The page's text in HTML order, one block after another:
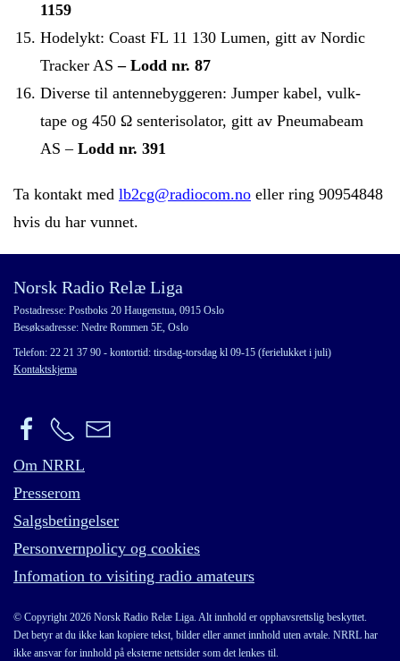
1159
Hodelykt: Coast FL 11 130 Lumen, gitt av Nordic
Tracker AS– Lodd nr. 87
Diverse til antennebyggeren: Jumper kabel, vulk-
tape og 450 Ω senterisolator, gitt av Pneumabeam
AS – Lodd nr. 391
Ta kontakt med lb2cg@radiocom.no eller ring 90954848
hvis du har vunnet.
Norsk Radio Relæ Liga
Postadresse: Postboks 20 Haugenstua, 0915 Oslo
Besøksadresse: Nedre Rommen 5E, Oslo
Telefon: 22 21 37 90 - kontortid: tirsdag-torsdag kl 09-15 (ferielukket i juli)
Kontaktskjema
Om NRRL
Presserom
Salgsbetingelser
Personvernpolicy og cookies
Infomation to visiting radio amateurs
© Copyright 2026 Norsk Radio Relæ Liga. Alt innhold er opphavsrettslig beskyttet.
Det betyr at du ikke kan kopiere tekst, bilder eller annet innhold uten avtale. NRRL har
ikke ansvar for innhold på eksterne nettsider som det lenkes til.